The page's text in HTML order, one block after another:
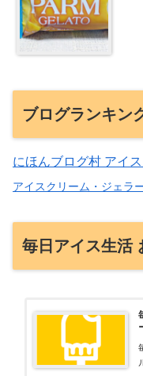
ブログランキン
にほんブログ村 アイ
アイスクリーム・ジェラ
毎日アイス生活